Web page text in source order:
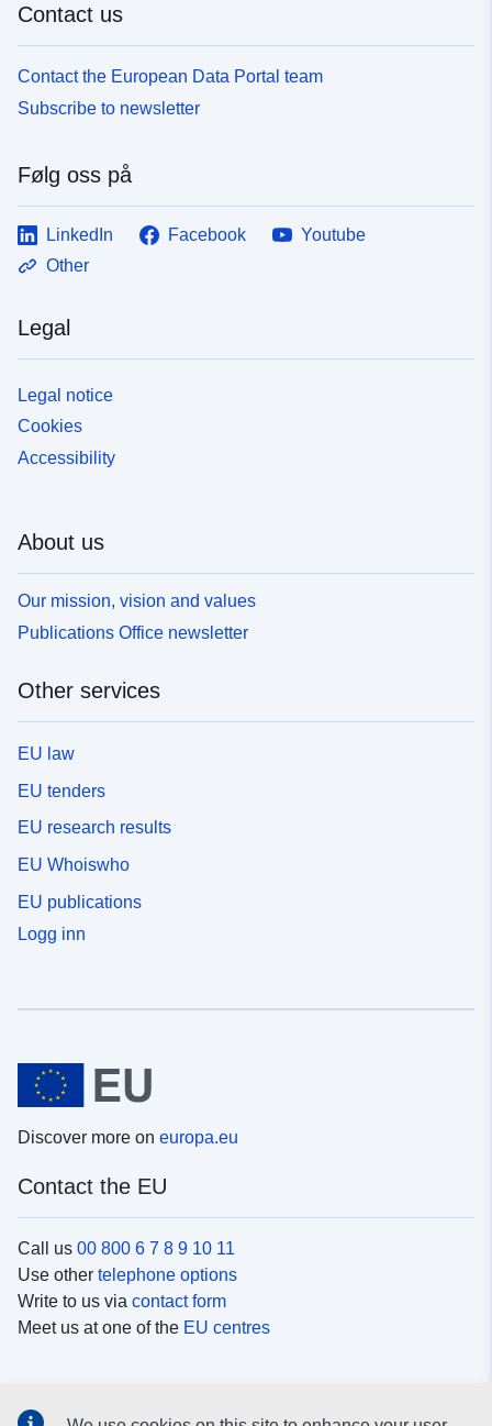
Contact us
Contact the European Data Portal team
Subscribe to newsletter
Følg oss på
LinkedIn Facebook
Youtube
Other
Legal
Legal notice
Cookies
Accessibility
About us
Our mission, vision and values
Publications Office newsletter
Other services
EU law
EU tenders
EU research results
EU Whoiswho
EU publications
Logg inn
Discover more on europa.eu
Contact the EU
Call us 00 800 6 7 8 9 10 11
Use other telephone options
Write to us via contact form
Meet us at one of the EU centres